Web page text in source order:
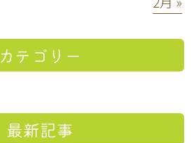
カテゴリー
最新記事